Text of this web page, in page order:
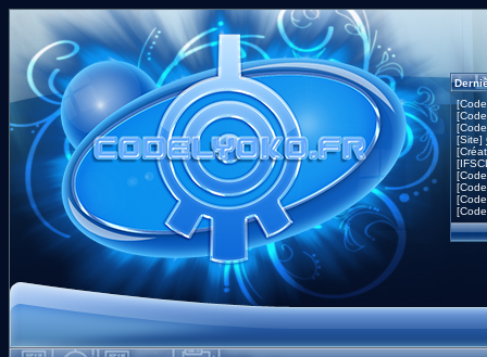
[Site]